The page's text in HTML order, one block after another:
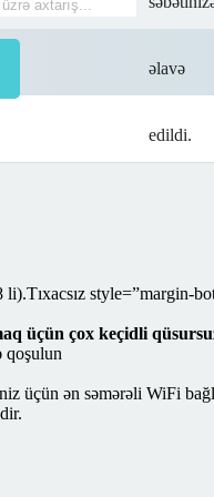
əlavə
edildi.
style=”margin-
üçün çox keçidli
qoşulun
ən səmərəli WiFi